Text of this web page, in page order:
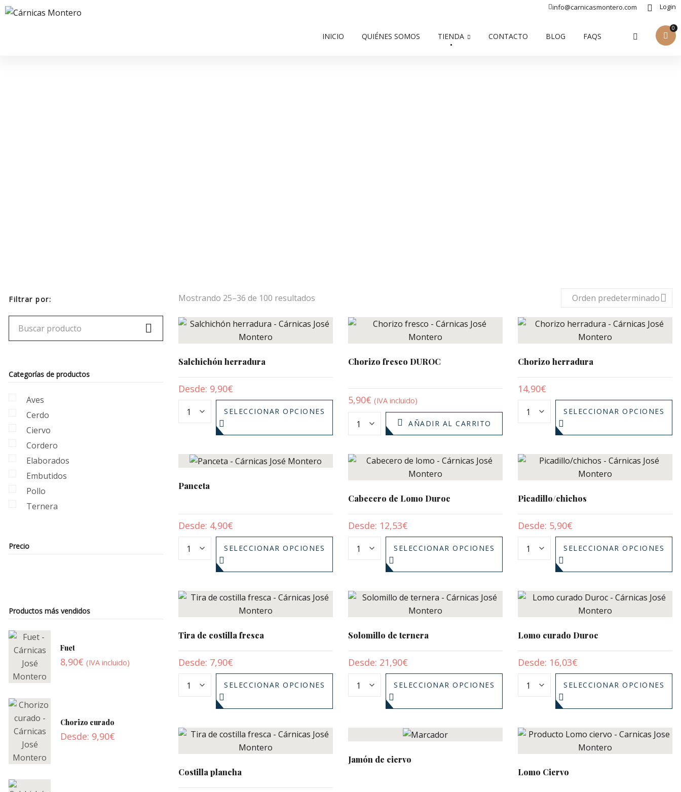
info@carnicasmontero.com Login
INICIO QUIÉNES SOMOS TIENDA CONTACTO BLOG FAQS
0
Filtrar por:
Categorías de productos
Aves
Cerdo
Ciervo
Cordero
Elaborados
Embutidos
Pollo
Ternera
Precio
Productos más vendidos
Fuet
8,90€ (IVA incluido)
Chorizo curado
Desde: 9,90€
Mostrando 25–36 de 100 resultados Orden predeterminado
Salchichón herradura
Desde: 9,90€
SELECCIONAR OPCIONES
Chorizo fresco DUROC
5,90€ (IVA incluido)
AÑADIR AL CARRITO
Chorizo herradura
14,90€
SELECCIONAR OPCIONES
Panceta
Desde: 4,90€
SELECCIONAR OPCIONES
Cabecero de Lomo Duroc
Desde: 12,53€
SELECCIONAR OPCIONES
Picadillo/chichos
Desde: 5,90€
SELECCIONAR OPCIONES
Tira de costilla fresca
Desde: 7,90€
SELECCIONAR OPCIONES
Solomillo de ternera
Desde: 21,90€
SELECCIONAR OPCIONES
Lomo curado Duroc
Desde: 16,03€
SELECCIONAR OPCIONES
Costilla plancha
Jamón de ciervo
Lomo Ciervo